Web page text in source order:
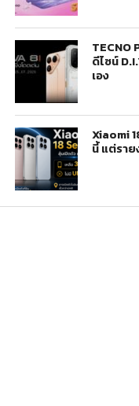
TECNO
ดีไซน์
เอง
Xiaomi
นี้ แต่รา